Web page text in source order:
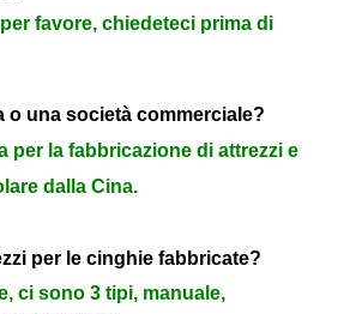
favore, chiedeteci prima di
o una società commerciale?
per la fabbricazione di attrezzi e
dalla Cina.
per le cinghie fabbricate?
ci sono 3 tipi, manuale,